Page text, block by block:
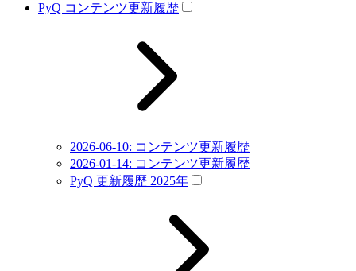
PyQ コンテンツ更新履歴
2026-06-10: コンテンツ更新履歴
2026-01-14: コンテンツ更新履歴
PyQ 更新履歴 2025年